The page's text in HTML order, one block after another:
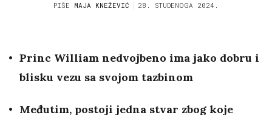
PIŠE MAJA KNEŽEVIĆ 28. STUDENOGA 2024.
Princ William nedvojbeno ima jako dobru i
blisku vezu sa svojom tazbinom
Međutim, postoji jedna stvar zbog koje